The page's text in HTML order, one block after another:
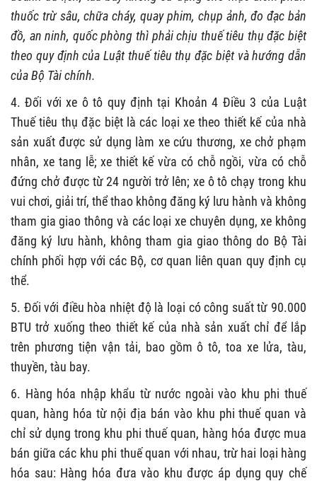
thuốc trừ sâu, chữa cháy, quay phim, chụp ảnh, đo đạc bản
đồ, an ninh, quốc phòng thì phải chịu thuế tiêu thụ đặc biệt
theo quy định của Luật thuế tiêu thụ đặc biệt và hướng dẫn
của Bộ Tài chính.
4. Đối với xe ô tô quy định tại Khoản 4 Điều 3 của Luật
Thuế tiêu thụ đặc biệt là các loại xe theo thiết kế của nhà
sản xuất được sử dụng làm xe cứu thương, xe chở phạm
nhân, xe tang lễ; xe thiết kế vừa có chỗ ngồi, vừa có chỗ
đứng chở được từ 24 người trở lên; xe ô tô chạy trong khu
vui chơi, giải trí, thể thao không đăng ký lưu hành và không
tham gia giao thông và các loại xe chuyên dụng, xe không
đăng ký lưu hành, không tham gia giao thông do Bộ Tài
chính phối hợp với các Bộ, cơ quan liên quan quy định cụ
thể.
5. Đối với điều hòa nhiệt độ là loại có công suất từ 90.000
BTU trở xuống theo thiết kế của nhà sản xuất chỉ để lắp
trên phương tiện vận tải, bao gồm ô tô, toa xe lửa, tàu,
thuyền, tàu bay.
6. Hàng hóa nhập khẩu từ nước ngoài vào khu phi thuế
quan, hàng hóa từ nội địa bán vào khu phi thuế quan và
chỉ sử dụng trong khu phi thuế quan, hàng hóa được mua
bán giữa các khu phi thuế quan với nhau, trừ hai loại hàng
hóa sau: Hàng hóa đưa vào khu được áp dụng quy chế